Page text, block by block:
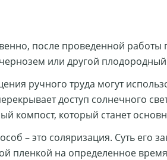
после проведенной
или другой
ручного труда могут
доступ солнечного
компост, который станет
– это соляризация. Суть его
пленкой на определенное время